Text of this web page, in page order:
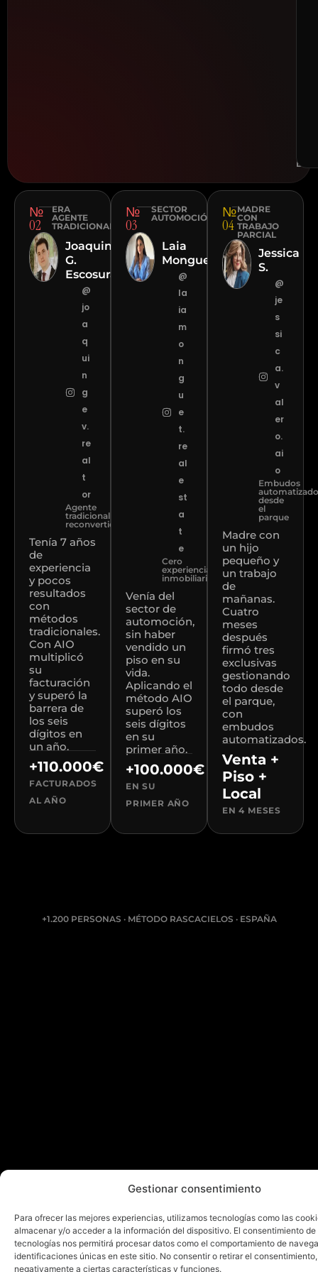
Gestionar consentimiento
Para ofrecer las mejores experiencias, utilizamos tecnologías como las
almacenar y/o acceder a la información del dispositivo. El consentimiento de
tecnologías nos permitirá procesar datos como el comportamiento de
identificaciones únicas en este sitio. No consentir o retirar el
negativamente a ciertas características y funciones.
№
02
ERA
AGENTE
TRADICIONAL
Joaquin
G.
Escosura
@
jo
a
q
ui
n
g
e
v.
re
al
t
or
Agente
tradicional
reconvertido
Tenía 7 años
de
experiencia
y pocos
resultados
con
métodos
tradicionales.
Con AIO
multiplicó
su
facturación
y superó la
barrera de
los seis
dígitos en
un año.
+110.000€
FACTURADOS
AL AÑO
№
03
SECTOR
AUTOMOCIÓN
Laia
Monguet
@
la
ia
m
o
n
g
u
e
t.
re
al
e
st
a
t
e
Cero
experiencia
inmobiliaria
Venía del
sector de
automoción,
sin haber
vendido un
piso en su
vida.
Aplicando el
método AIO
superó los
seis dígitos
en su
primer año.
+100.000€
EN SU
PRIMER AÑO
№
04
MADRE
CON
TRABAJO
PARCIAL
Jessica
S.
@
je
s
si
c
a.
v
al
er
o.
ai
o
Embudos
desde
el
parque
Madre con
un hijo
pequeño y
un trabajo
de
mañanas.
Cuatro
meses
después
firmó tres
exclusivas
gestionando
todo desde
el parque,
con
embudos
automatizados.
Venta +
Piso +
Local
EN 4 MESES
+1.200 PERSONAS · MÉTODO RASCACIELOS · ESPAÑA